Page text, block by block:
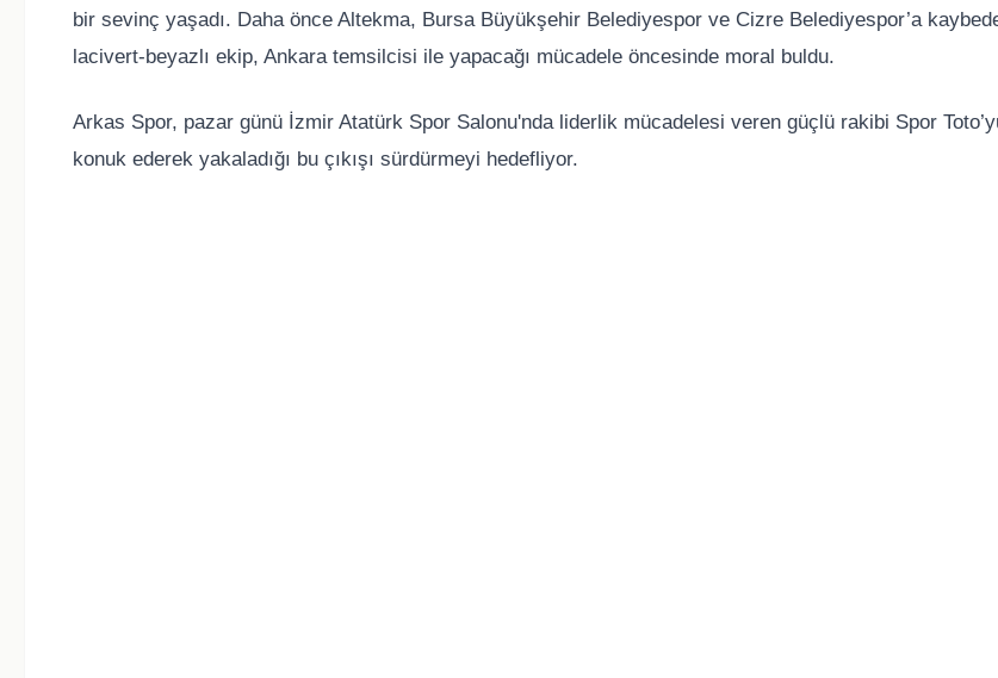
bir sevinç yaşadı. Daha önce Altekma, Bursa Büyükşehir Belediyespor ve Cizre Belediyespor’a
lacivert-beyazlı ekip, Ankara temsilcisi ile yapacağı mücadele öncesinde moral buldu.
Arkas Spor, pazar günü İzmir Atatürk Spor Salonu'nda liderlik mücadelesi veren güçlü rakibi Spor
konuk ederek yakaladığı bu çıkışı sürdürmeyi hedefliyor.